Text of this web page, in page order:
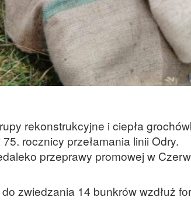
rekonstrukcyjne i ciepła
rocznicy przełamania linii Odry.
przeprawy promowej w
zwiedzania 14 bunkrów wzdłuż